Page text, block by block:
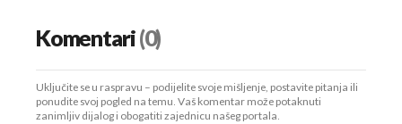
Komentari(0)
Uključite se u raspravu – podijelite svoje mišljenje, postavite pitanja ili
ponudite svoj pogled na temu. Vaš komentar može potaknuti
zanimljiv dijalog i obogatiti zajednicu našeg portala.